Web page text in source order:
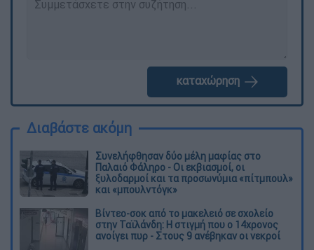
καταχώρηση
Διαβάστε ακόμη
Συνελήφθησαν δύο μέλη μαφίας στο
Παλαιό Φάληρο - Οι εκβιασμοί, οι
ξυλοδαρμοί και τα προσωνύμια «πίτμπουλ»
και «μπουλντόγκ»
Βίντεο-σοκ από το μακελειό σε σχολείο
στην Ταϊλάνδη: Η στιγμή που ο 14χρονος
ανοίγει πυρ - Στους 9 ανέβηκαν οι νεκροί